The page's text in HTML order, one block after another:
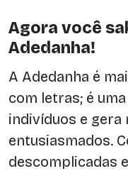
Agora você
Adedanha!
A Adedanha é
com letras; é
indivíduos e
entusiasmados.
descomplicadas